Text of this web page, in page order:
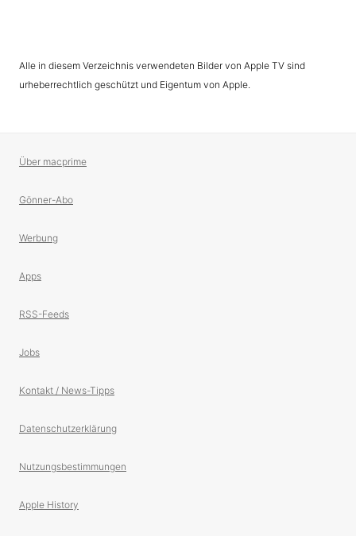
Alle in diesem Verzeichnis verwendeten Bilder von Apple TV sind
urheberrechtlich geschützt und Eigentum von Apple.
Über macprime
Gönner-Abo
Werbung
Apps
RSS-Feeds
Jobs
Kontakt / News-Tipps
Datenschutzerklärung
Nutzungsbestimmungen
Apple History